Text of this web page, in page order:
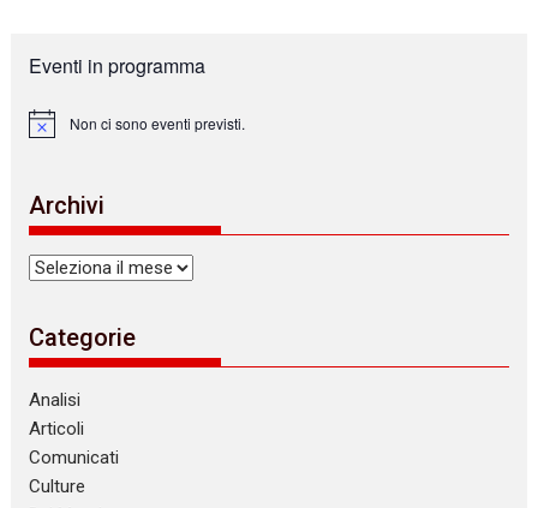
Eventi in programma
N
c
e
Non ci sono eventi previsti.
Archivi
Archivi
Categorie
Analisi
Articoli
Comunicati
Culture